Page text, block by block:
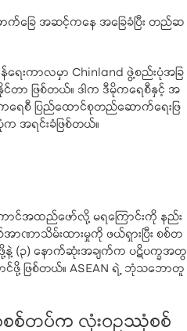
ာက်ခြေ အဆင့်ကနေ အခြေခံပြီး တည်ဆ
ရေးကာလမှာ Chinland ဖွဲ့စည်းပုံအခြ
တာ ဖြစ်တယ်။ ဒါက ဒီမိုကရေစီနှင့် အ
ရေစီ ပြည်ထောင်စုတည်ဆောက်ရေးဖြ
အရင်းခံဖြစ်တယ်။
င်အထည်ဖော်လို့ မရကြောင်းကို နည်း
ာဏာသိမ်းထားမှုကို ဖယ်ရှားပြီး စစ်တ
ဖို့နဲ့ (၃) နောက်ဆုံးအချက်က ပဋိပက္ခအတွ
င်ဖို့ ဖြစ်တယ်။ ASEAN ရဲ့ ဘုံသဘောတူ
ာစစ်တပ်က လုံးဝဥဿုံစစ်